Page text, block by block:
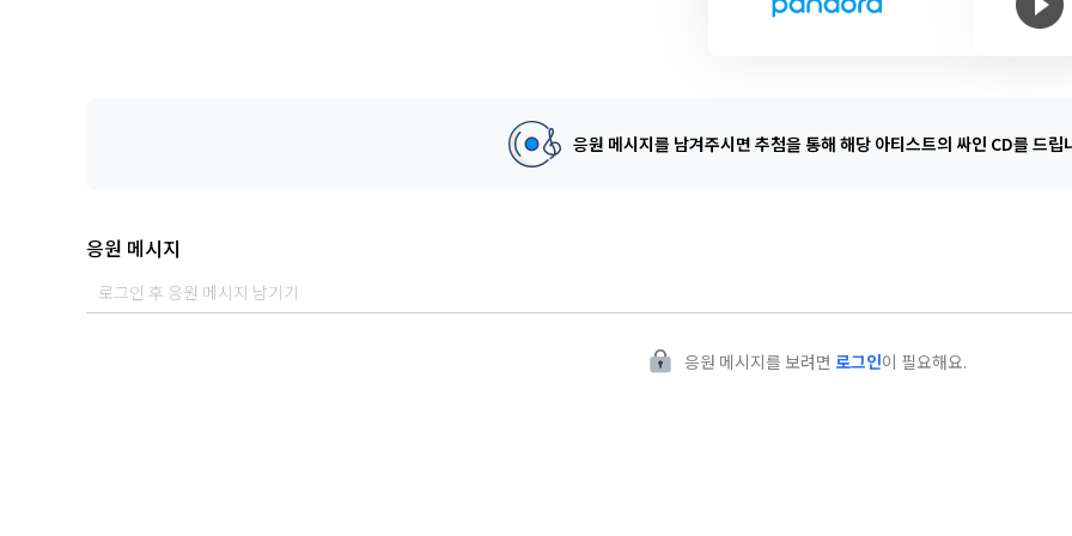
응원 메시지를 남겨주시면 추첨을 통해 해당 아티스트의 싸인 CD를 드립
응원 메시지
응원 메시지를 보려면 로그인이 필요해요.